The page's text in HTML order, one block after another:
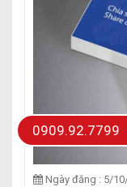
Ngày đăng : 5/
0909.92.7799